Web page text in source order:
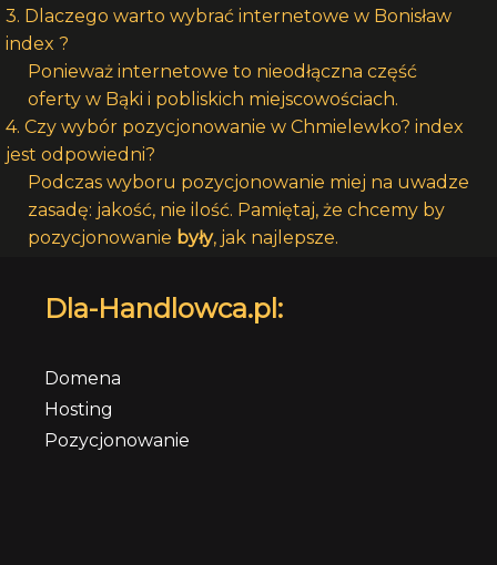
3. Dlaczego warto wybrać internetowe w Bonisław
index ?
Ponieważ internetowe to nieodłączna część
oferty w Bąki i pobliskich miejscowościach.
4. Czy wybór pozycjonowanie w Chmielewko? index
jest odpowiedni?
Podczas wyboru pozycjonowanie miej na uwadze
zasadę: jakość, nie ilość. Pamiętaj, że chcemy by
pozycjonowanie były, jak najlepsze.
Dla-Handlowca.pl:
Domena
Hosting
Pozycjonowanie